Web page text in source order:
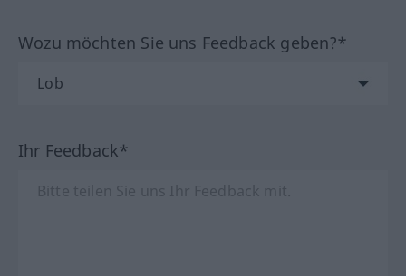
Wozu möchten Sie uns Feedback geben?*
Ihr Feedback*